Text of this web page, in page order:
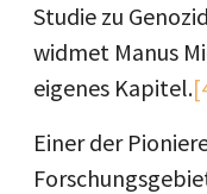
Studie zu
widmet Manus
eigenes Kapitel.
Einer der